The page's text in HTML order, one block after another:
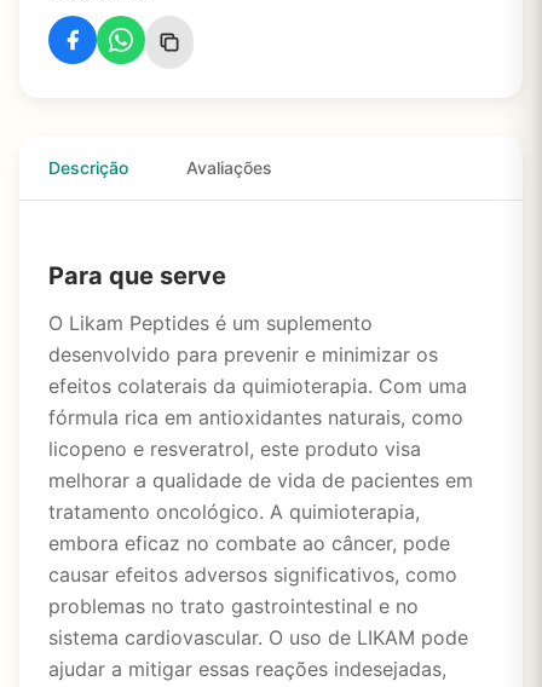
Descrição Avaliações
Para que serve
O Likam Peptides é um suplemento
desenvolvido para prevenir e minimizar os
efeitos colaterais da quimioterapia. Com uma
fórmula rica em antioxidantes naturais, como
licopeno e resveratrol, este produto visa
melhorar a qualidade de vida de pacientes em
tratamento oncológico. A quimioterapia,
embora eficaz no combate ao câncer, pode
causar efeitos adversos significativos, como
problemas no trato gastrointestinal e no
sistema cardiovascular. O uso de LIKAM pode
ajudar a mitigar essas reações indesejadas,